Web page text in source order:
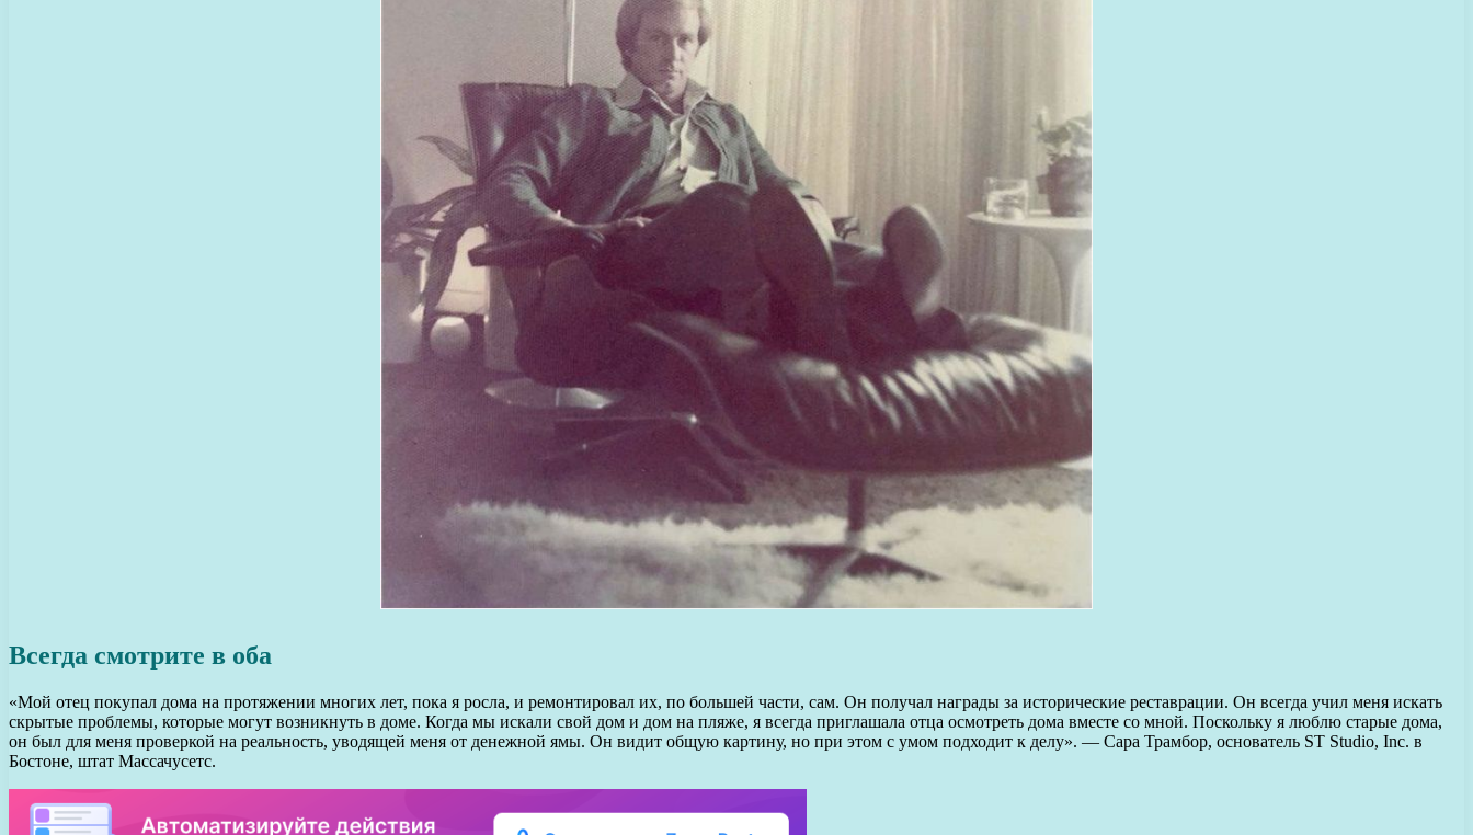
Всегда смотрите в оба
«Мой отец покупал дома на протяжении многих лет, пока я росла, и ремонтировал их, по большей части, сам. Он получал награды за исторические реставрации. Он всегда учил меня искать
скрытые проблемы, которые могут возникнуть в доме. Когда мы искали свой дом и дом на пляже, я всегда приглашала отца осмотреть дома вместе со мной. Поскольку я люблю старые дома,
он был для меня проверкой на реальность, уводящей меня от денежной ямы. Он видит общую картину, но при этом с умом подходит к делу». — Сара Трамбор, основатель ST Studio, Inc. в
Бостоне, штат Массачусетс.